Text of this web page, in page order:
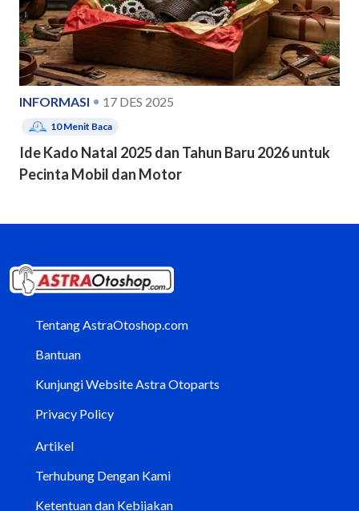
INFORMASI 17 DES 2025
10Menit Baca
Ide Kado Natal 2025 dan Tahun Baru 2026 untuk
Pecinta Mobil dan Motor
Tentang AstraOtoshop.com
Bantuan
Kunjungi Website Astra Otoparts
Privacy Policy
Artikel
Terhubung Dengan Kami
Ketentuan dan Kebijakan